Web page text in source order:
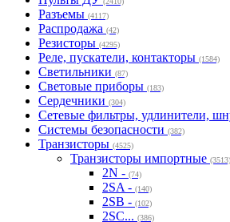
Разъемы (4117)
Распродажа (42)
Резисторы (4295)
Реле, пускатели, контакторы (1584)
Светильники (87)
Световые приборы (183)
Сердечники (304)
Сетевые фильтры, удлинители,
Системы безопасности (382)
Транзисторы (4525)
Транзисторы импортные (3513)
2N - (74)
2SA - (140)
2SB - (102)
2SC... (386)